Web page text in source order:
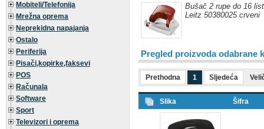
Mobiteli/Telefonija
Mrežna oprema
Neprekidna napajanja
Ostalo
Periferija
Pisači,kopirke,faksevi
POS
Računala
Software
Sport
Televizori i oprema
Bušač 2 rupe do 16
Leitz 50380025 crveni
Pregled proizvoda odabrane
Prethodna 1 Sljedeća
Slika Šifra